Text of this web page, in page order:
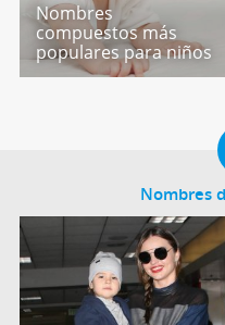
Nombres
compuestos más
populares para niños
Nombres